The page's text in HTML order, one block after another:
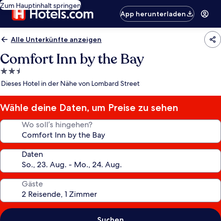
Zum Hauptinhalt springen
App herunterladen
Alle Unterkünfte anzeigen
Comfort Inn by the Bay
2.5-
Sterne-
Dieses Hotel in der Nähe von Lombard Street
Wähle deine Daten, um Preise zu sehen
Wo soll’s hingehen?
Daten
Gäste